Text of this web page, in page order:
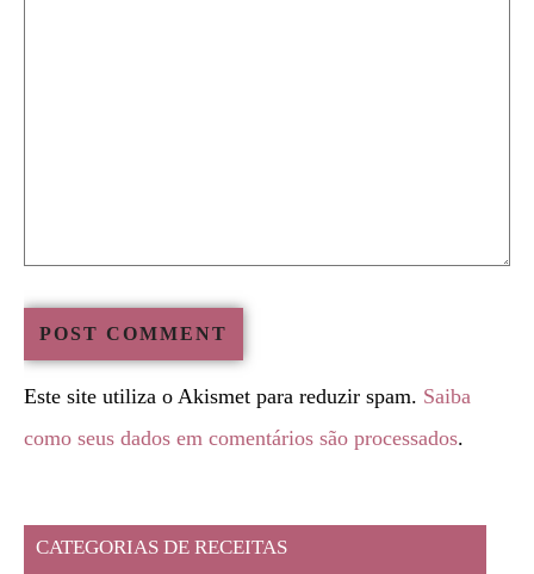
Este site utiliza o Akismet para reduzir spam. Saiba
como seus dados em comentários são processados.
CATEGORIAS DE RECEITAS